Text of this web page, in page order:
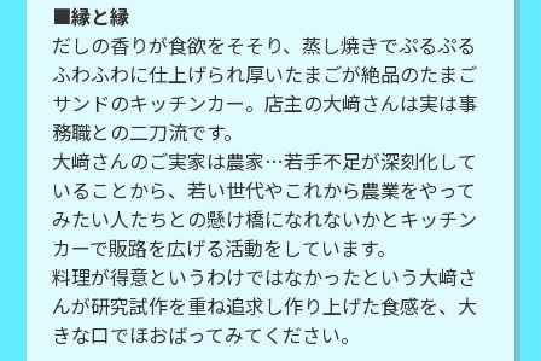
■縁と縁
だしの香りが食欲をそそり、蒸し焼きでぷるぷる
ふわふわに仕上げられ厚いたまごが絶品のたまご
サンドのキッチンカー。店主の大﨑さんは実は事
務職との二刀流です。
大﨑さんのご実家は農家…若手不足が深刻化して
いることから、若い世代やこれから農業をやって
みたい人たちとの懸け橋になれないかとキッチン
カーで販路を広げる活動をしています。
料理が得意というわけではなかったという大﨑さ
んが研究試作を重ね追求し作り上げた食感を、大
きな口でほおばってみてください。